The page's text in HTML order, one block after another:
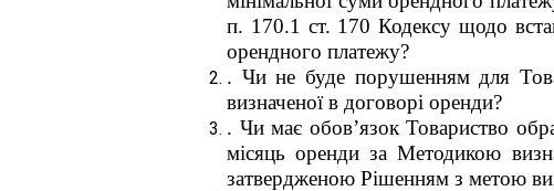
п. 170.1 ст. 170 Кодексу щодо
орендного платежу?
. Чи не буде порушенням для
визначеної в договорі оренди?
. Чи має обов’язок Товариство
місяць оренди за Методикою
затвердженою Рішенням з метою